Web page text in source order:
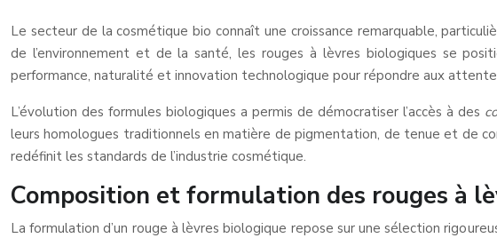
Le secteur de la cosmétique bio connaît une croissance remarquable,
de l’environnement et de la santé, les rouges à lèvres biologiques se
performance, naturalité et innovation technologique pour répondre aux
L’évolution des formules biologiques a permis de démocratiser l’accès à des
leurs homologues traditionnels en matière de pigmentation, de tenue et de
redéfinit les standards de l’industrie cosmétique.
Composition et formulation des rouges à
La formulation d’un rouge à lèvres biologique repose sur une sélection